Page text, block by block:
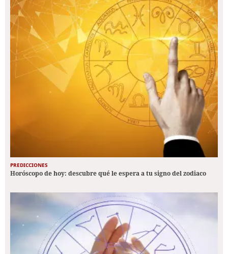
PREDICCIONES
Horóscopo de hoy: descubre qué le espera a tu signo del zodiaco